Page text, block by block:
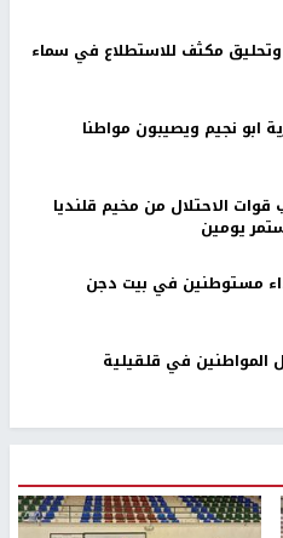
وتحليق مكثف للاستطلاع في سماء
ابو نجيم ويصيبون مواطنا
الاحتلال من مخيم قلنديا
يومين
مستوطنين في بيت دجن
المواطنين في قلقيلية